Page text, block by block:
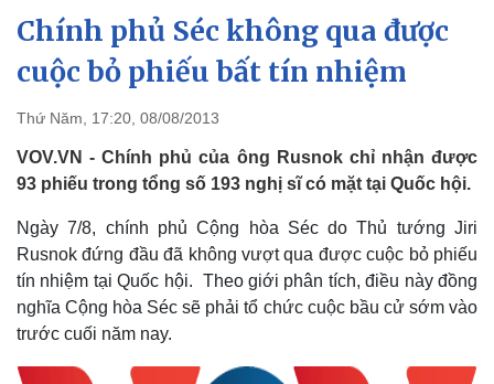
Chính trị
Đảng
Tổ chức nhân sự
Nhận diện sự thật
Xã hội
Tin 24h
Dự báo thời tiết
Việc làm
Biển đảo
Chính phủ Séc không qua được
cuộc bỏ phiếu bất tín nhiệm
Thứ Năm, 17:20, 08/08/2013
VOV.VN - Chính phủ của ông Rusnok chỉ nhận được
93 phiếu trong tổng số 193 nghị sĩ có mặt tại Quốc hội.
Ngày 7/8, chính phủ Cộng hòa Séc do Thủ tướng Jiri
Rusnok đứng đầu đã không vượt qua được cuộc bỏ phiếu
tín nhiệm tại Quốc hội. Theo giới phân tích, điều này đồng
nghĩa Cộng hòa Séc sẽ phải tổ chức cuộc bầu cử sớm vào
trước cuối năm nay.